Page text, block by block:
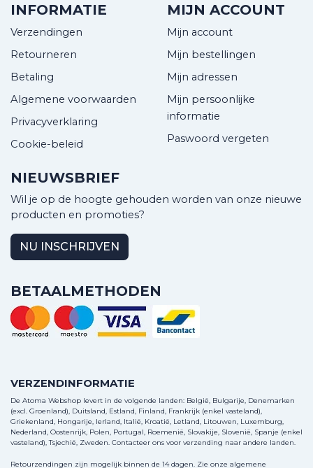
INFORMATIE
Verzendingen
Retourneren
Betaling
Algemene voorwaarden
Privacyverklaring
Cookie-beleid
MIJN ACCOUNT
Mijn account
Mijn bestellingen
Mijn adressen
Mijn persoonlijke
informatie
Paswoord vergeten
NIEUWSBRIEF
Wil je op de hoogte gehouden worden van onze nieuwe
producten en promoties?
NU INSCHRIJVEN
BETAALMETHODEN
VERZENDINFORMATIE
De Atoma Webshop levert in de volgende landen: België, Bulgarije, Denemarken
(excl. Groenland), Duitsland, Estland, Finland, Frankrijk (enkel vasteland),
Griekenland, Hongarije, Ierland, Italië, Kroatië, Letland, Litouwen, Luxemburg,
Nederland, Oostenrijk, Polen, Portugal, Roemenië, Slovakije, Slovenië, Spanje (enkel
vasteland), Tsjechië, Zweden. Contacteer ons voor verzending naar andere landen.
Retourzendingen zijn mogelijk binnen de 14 dagen. Zie onze algemene